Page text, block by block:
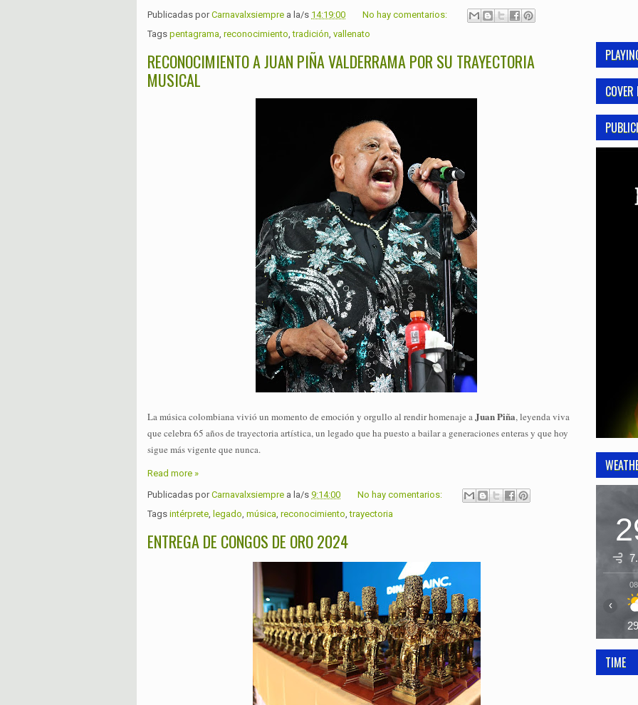
Publicadas porCarnavalxsiempre a la/s 14:19:00
No hay comentarios:
Tags pentagrama, reconocimiento,tradición, vallenato
RECONOCIMIENTO A JUAN PIÑA VALDERRAMA POR SU TRAYECTORIA
MUSICAL
La música colombiana vivió un momento de emoción y orgullo al rendir homenaje aJuan Piña, leyenda viva
que celebra 65 años de trayectoria artística, un legado que ha puesto a bailar a generaciones enteras y que hoy
sigue más vigente que nunca.
Read more »
Publicadas porCarnavalxsiempre a la/s 9:14:00
No hay comentarios:
Tags intérprete legado música reconocimiento ,trayectoria
ENTREGA DE CONGOS DE ORO 2024
‹
TIME